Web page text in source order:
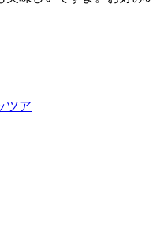
ツア